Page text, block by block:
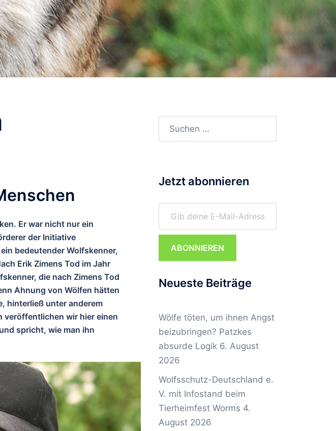
Er war nicht nur ein
der Initiative
bedeutender Wolfskenner,
Erik Zimens Tod im Jahr
die nach Zimens Tod
Ahnung von Wölfen hätten
hinterließ unter anderem
veröffentlichen wir hier einen
spricht, wie man ihn
Suchen
Jetzt abonnieren
Gib deine E-Mail-Adresse ein ...
ABONNIEREN
Neueste Beiträge
Wölfe töten, um ihnen Angst
beizubringen? Patzkes
absurde Logik 6. August
2026
Wolfsschutz-Deutschland e.
V. mit Infostand beim
Tierheimfest Worms 4.
August 2026